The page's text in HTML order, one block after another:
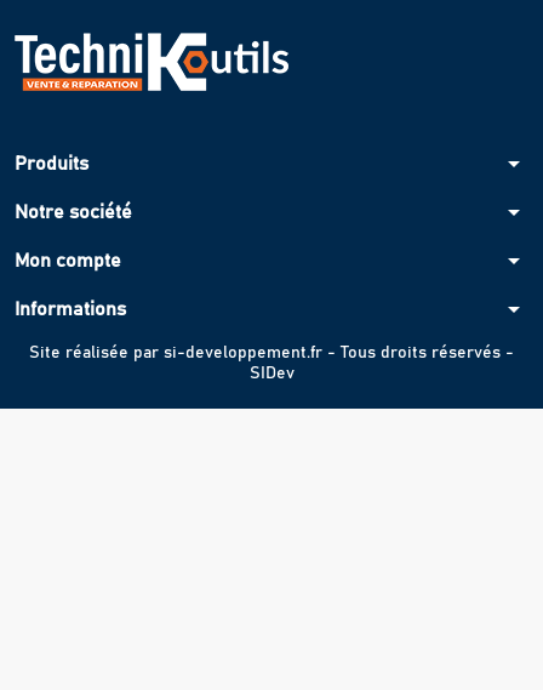
Produits arrow_drop_down
Notre société arrow_drop_down
Mon compte arrow_drop_down
Informations arrow_drop_down
Site réalisée par si-developpement.fr - Tous droits réservés -
SIDev